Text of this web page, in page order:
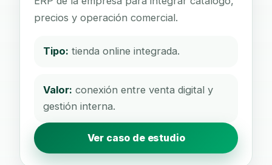
precios y operación comercial.
Tipo: tienda online integrada.
Valor: conexión entre venta digital y
gestión interna.
Ver caso de estudio